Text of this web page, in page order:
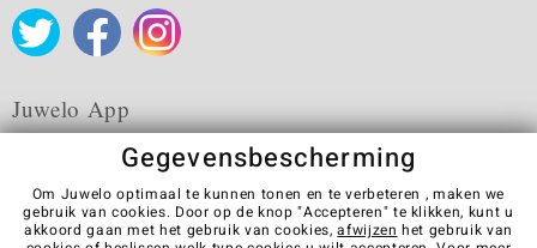
Juwelo App
Algemene verkoopvoorwaarden Privacybeleid Cookies
Gegevensbescherming
Om Juwelo optimaal te kunnen tonen en te verbeteren , maken we
gebruik van cookies. Door op de knop "Accepteren" te klikken, kunt u
akkoord gaan met het gebruik van cookies,afwijzen het gebruik van